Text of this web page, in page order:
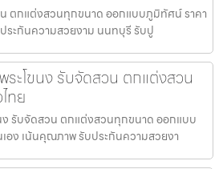
ตกแต่งสวนทุกขนาด ออกแบบภูมิทัศน์ ราคา
ระกันความสวยงาม นนทบุรี รับปู
ะโขนง รับจัดสวน ตกแต่งสวน
ทย
รับจัดสวน ตกแต่งสวนทุกขนาด ออกแบบ
อง เน้นคุณภาพ รับประกันความสวยงา